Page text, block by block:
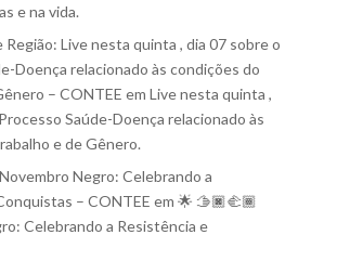
e na vida.
Região: Live nesta quinta , dia 07 sobre o
Doença relacionado às condições do
– CONTEE em Live nesta quinta ,
Saúde-Doença relacionado às
e de Gênero.
Negro: Celebrando a
– CONTEE em 🌟 🫱🏿‍🫲🏾
Celebrando a Resistência e